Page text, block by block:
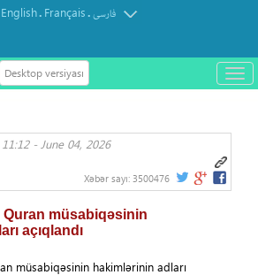
English. Français.فارسی
Desktop versiyası
باز
و
11:12 - June 04, 2026
Xəbər sayı: 3500476
Quran müsabiqəsinin
açıqlandı
müsabiqəsinin hakimlərinin adları